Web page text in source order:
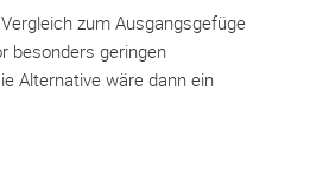
zum Ausgangsgefüge
besonders geringen
Alternative wäre dann ein